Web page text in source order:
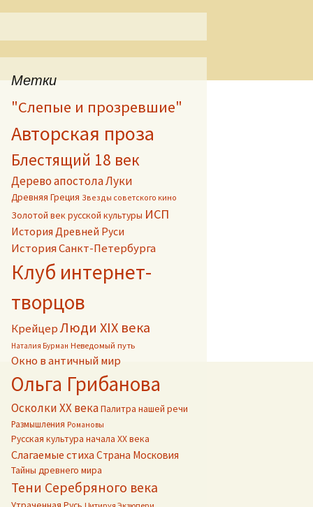
Метки
"Слепые и прозревшие"
Авторская проза
Блестящий 18 век
Дерево апостола Луки
Древняя Греция Звезды советского кино
Золотой век русской культуры ИСП
История Древней Руси
История Санкт-Петербурга
Клуб интернет-
творцов
КрейцерЛюди XIX века
Наталия Бурман Неведомый путь
Окно в античный мир
Ольга Грибанова
Осколки ХХ векаПалитра нашей речи
Размышления Романовы
Русская культура начала ХХ века
Слагаемые стиха Страна Московия
Тайны древнего мира
Тени Серебряного века